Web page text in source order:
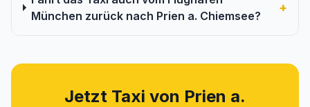
München zurück nach Prien a. Chiemsee?
+
Jetzt Taxi von Prien a.